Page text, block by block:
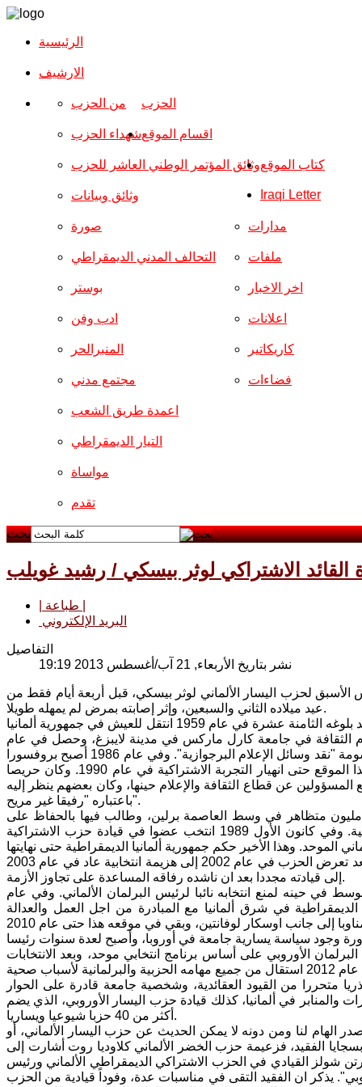
الرئيسية
الارشیف
الحزب من الحزب
شهداء الحزب
وثائق المؤتمر الوطني العاشر للحزب
وثائق وبيانات
اقسام الموقع
صورة
التحالف المدني الديمقراطي
بوستر
ادب وفن
المنبرالحر
مجتمع مدني
مدارات
ملفات
اخر الاخبار
اعلانات
كاريكاتير
فضاءات
اعمدة طريق الشعب
التيار الديمقراطي
مواساة
تقدم
كتاب الموقع
Iraqi Letter
بحث
القائد الاشتراكي لوثر بيسكي / رشيد غويلب
البريد الإلكتروني
التفاصيل
نشر بتاريخ الأربعاء, 21 آب/أغسطس 2013 19:19
لحزب اليسار الألماني لوثر بيسكي، قبل أربعة أيام فقط من
عيد ميلاده الثاني والسبعين، وإثر إصابته بمرض لم يمهله طويلا.
ولد بيسكي في 17 آب 1941 في مقاطعة شليسفيغ- هولشتاين في غرب ألمانيا. وعند بلوغه الثامنة عشرة في عام 1959 انتقل للعيش في جمهورية ألمانيا
الثقافة في جامعة كارل ماركس في مدينة لايبزغ، وحصل في عام
1969 على شهادة الدكتوراه في مجال وسائل الإعلام والشبيبة، لقاء أطروحته الموسومة "نقد وسائل الإعلام البرجوازية". وفي عام 1986 أصبح بروفسورا
ثم رئيسا للمدرسة العليا لعلوم السينما والتلفزيون في مدينة بوتسدام، وبقي في هذا الموقع حتى انهيار التجربة الاشتراكية في عام 1990. وكان حريصا
عن قطاع الثقافة والإعلام حينها، وكان بعضهم ينظر إليه
باعتباره "رفيقا غير مريح".
بعد كلمة ألقاها في 4 تشرين الثاني 1989 أمام نصف مليون متظاهر في وسط العاصمة برلين، وطالب فيها بالحفاظ على
جمهورية ألمانيا الديمقراطية، مع تجديدها وبناء الاشتراكية المتلازمة مع الديمقراطية. وفي كانون الأول 1989 انتخب عضوا في قيادة حزب الاشتراكية
وفي عام 1993 انتخب بيسكي رئيسا للحزب الجديد وظل يقوده حتى عام 2000 . وبعد تعرض الحزب في عام 2002 إلى هزيمة انتخابية عاد في عام 2003
إلى قيادته مجددا بعد ان ناشده رفاقه المساعدة على تجاوز الأزمة.
والوسط في حينه لمنع انتخابه نائبا لرئيس البرلمان الألماني. وفي عام
الديمقراطية في شرق ألمانيا مع المبادرة من اجل العمل والعدالة
وجود سياسة يسارية جامعة في أوروبا، وأصبح لعدة سنوات رئيسا
دخلت الأحزاب المنضوية في الحزب في عام 2009 انتخابات البرلمان الأوروبي على أساس برنامج انتخابي موحد، وبعد الانتخابات
متحررا من القيود العقائدية، وشخصية جامعة قادرة على الحوار
والمنابر في ألمانيا، كذلك قيادة حزب اليسار الأوروبي، الذي يضم
أكثر من 40 حزبا شيوعيا ويساريا.
الهام لنا ومن دونه لا يمكن الحديث عن حزب اليسار الألماني، أو
بسجايا الفقيد، فزعيمة حزب الخضر الألماني كلاوديا روت أشارت إلى
شولز القيادي في الحزب الاشتراكي الديمقراطي الألماني ورئيس
يذكر ان الفقيد التقى في مناسبات عدة، وفوداً قيادية من الحزب